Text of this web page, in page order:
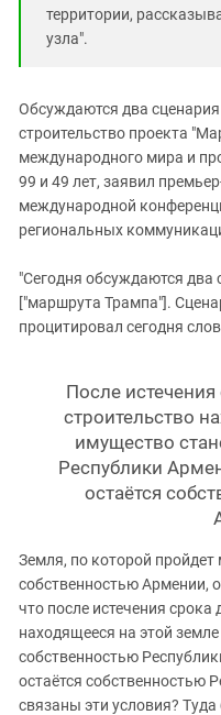
территории,
узла".
Обсуждаются два
строительство проекта
международного мира и
99 и 49 лет, заявил
международной
региональных
"Сегодня обсуждаются два
["маршрута Трампа"].
процитировал сегодня
После
строительство
имущество
Республики
остаётся
Земля, по которой пройдет
собственностью Армении,
что после истечения срока
находящееся на этой
собственностью
остаётся собственностью
связаны эти условия?